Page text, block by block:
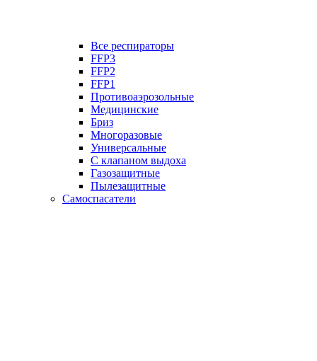
Все респираторы
FFP3
FFP2
FFP1
Противоаэрозольные
Медицинские
Бриз
Многоразовые
Универсальные
С клапаном выдоха
Газозащитные
Пылезащитные
Самоспасатели